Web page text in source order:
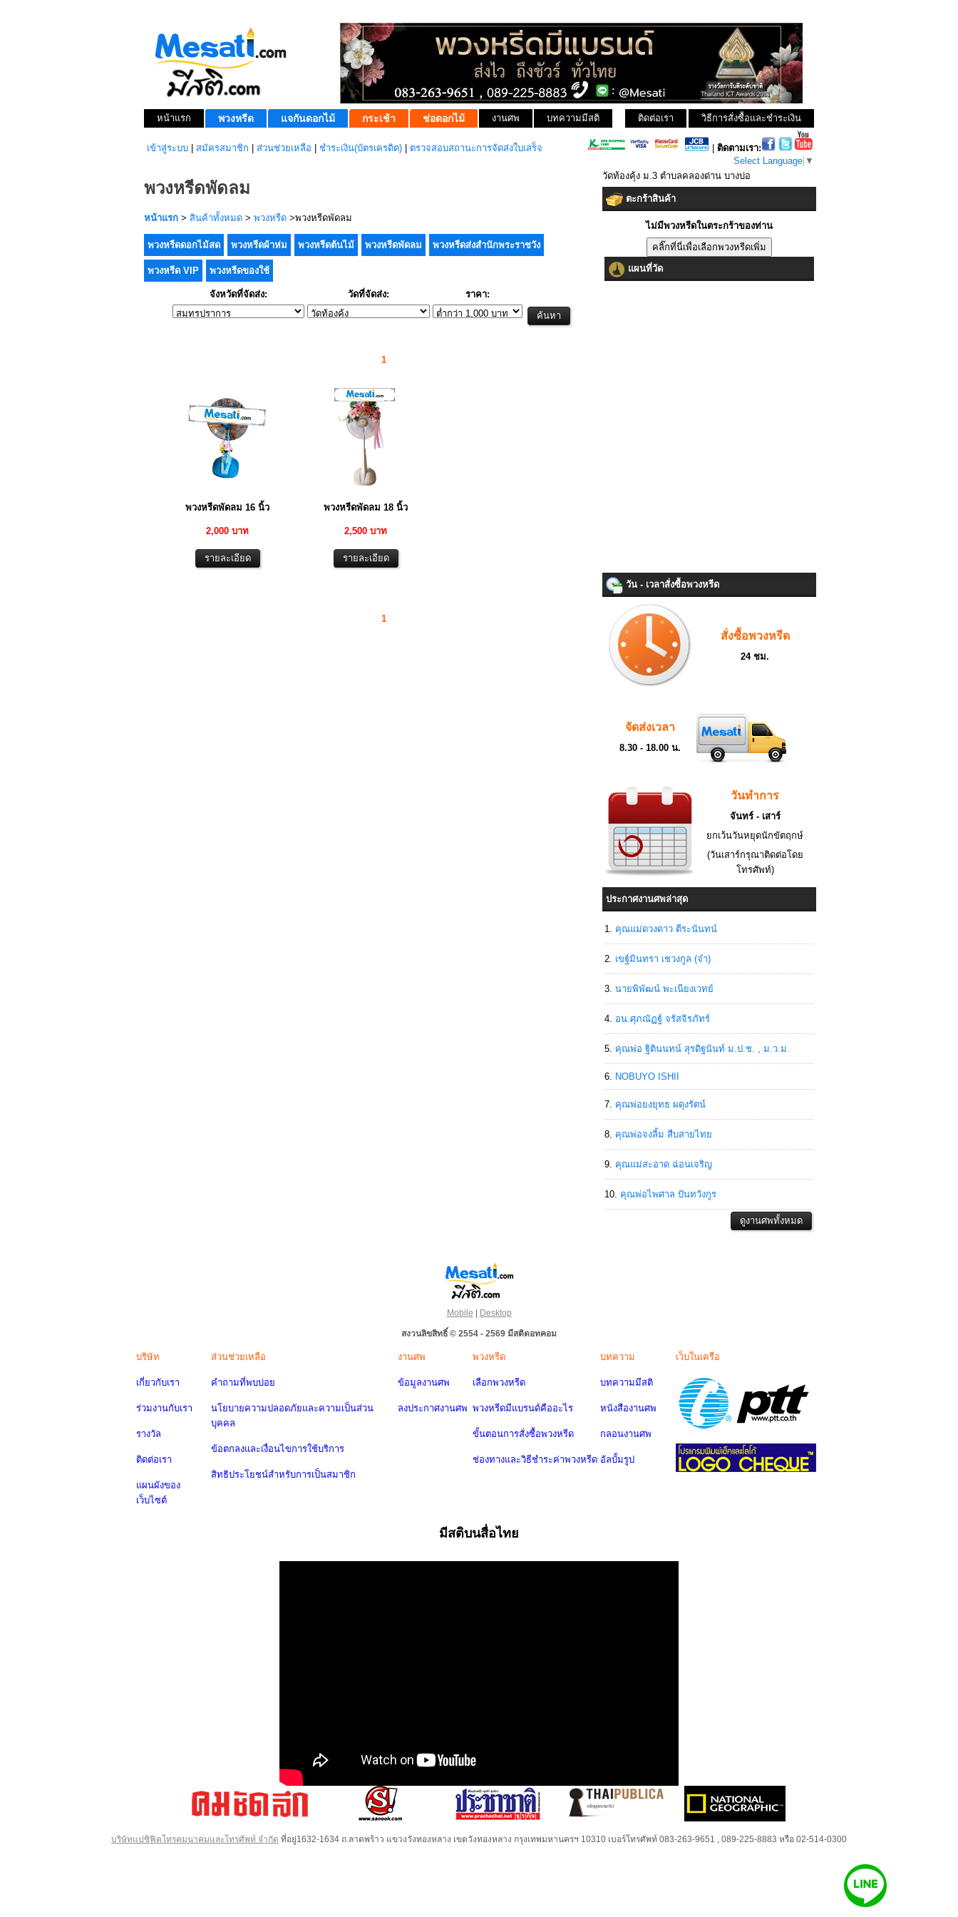
หน้าแรก พวงหรีด แจกันดอกไม้ กระเช้า ช่อดอกไม้ งานศพ บทความมีสติ วิธีการสั่งซื้อและชำระเงิน
ติดต่อเรา
เข้าสู่ระบบ สมัครสมาชิก ส่วนช่วยเหลือ ชำระเงิน(บัตรเครดิต) ตรวจสอบสถานะการจัดส่งใบเสร็จ
ติดตามเรา:
Select Language ▼
พวงหรีดพัดลม
หน้าแรก > สินค้าทั้งหมด > พวงหรีด >พวงหรีดพัดลม
พวงหรีดดอกไม้สด พวงหรีดผ้าห่ม พวงหรีดต้นไม้ พวงหรีดพัดลม พวงหรีดส่งสำนักพระราชวัง
พวงหรีด VIP พวงหรีดของใช้
จังหวัดที่จัดส่ง: วัดที่จัดส่ง: ราคา:
1
พวงหรีดพัดลม 16 นิ้ว
2,000 บาท
พวงหรีดพัดลม 18 นิ้ว
2,500 บาท
1
วัดท้องคุ้ง ม.3 ตำบลคลองด่าน บางบ่อ
ตะกร้าสินค้า
ไม่มีพวงหรีดในตระกร้าของท่าน
แผนที่วัด
วัน - เวลาสั่งซื้อพวงหรีด
สั่งซื้อพวงหรีด
24 ชม.
จัดส่งเวลา
8.30 - 18.00 น.
วันทำการ
จันทร์ - เสาร์
ยกเว้นวันหยุดนักขัตฤกษ์
(วันเสาร์กรุณาติดต่อโดย
โทรศัพท์)
ประกาศงานศพล่าสุด
คุณแม่ดวงดาว ตีระนันทน์
เขฐ์มินทรา เชวงกูล (จ๋า)
นายพิพัฒน์ พะเนียงเวทย์
อน.ศุภณัฏฐ์ จรัสจิรภัทร์
คุณพ่อ ฐิตินนทน์ สุรดิฐนันท์ ม.ป.ช. , ม.ว.ม.
NOBUYO ISHII
คุณพ่อยงยุทธ ผดุงรัตน์
คุณพ่อจงลิ้ม สืบสายไทย
คุณแม่สะอาด ฉ่อนเจริญ
คุณพ่อไพศาล ปันทวังกูร
Mobile | Desktop
สงวนลิขสิทธิ์ © 2554 - 2569 มีสติดอทคอม
บริษัท
เกี่ยวกับเรา
ร่วมงานกับเรา
รางวัล
ติดต่อเรา
แผนผังของ
เว็บไซต์
ส่วนช่วยเหลือ
คำถามที่พบบ่อย
นโยบายความปลอดภัยและความเป็นส่วน
บุคคล
ข้อตกลงและเงื่อนไขการใช้บริการ
สิทธิประโยชน์สำหรับการเป็นสมาชิก
งานศพ
ข้อมูลงานศพ
ลงประกาศงานศพ
พวงหรีด
เลือกพวงหรีด
พวงหรีดมีแบรนด์คืออะไร
ขั้นตอนการสั่งซื้อพวงหรีด
ช่องทางและวิธีชำระค่าพวงหรีด
บทความ
บทความมีสติ
หนังสืองานศพ
กลอนงานศพ
อัลบั้มรูป
เว็บในเครือ
มีสติบนสื่อไทย
บริษัทแปซิฟิคโทรคมนาคมและโทรศัพท์ จำกัด ที่อยู่1632-1634 ถ.ลาดพร้าว แขวงวังทองหลาง เขตวังทองหลาง กรุงเทพมหานครฯ 10310 เบอร์โทรศัพท์ 083-263-9651 , 089-225-8883 หรือ 02-514-0300